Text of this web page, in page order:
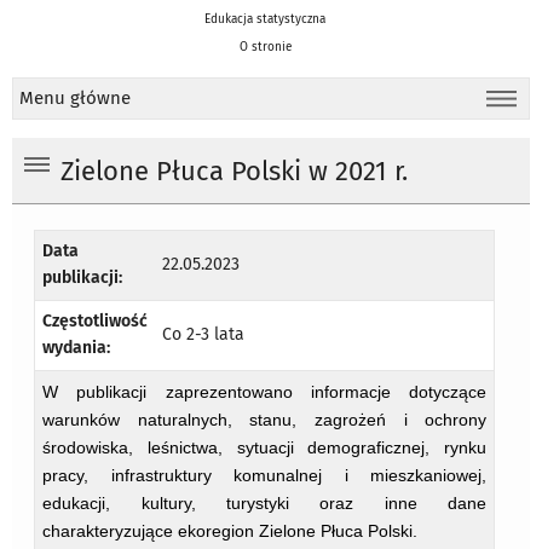
Edukacja statystyczna
O stronie
Menu główne
Zielone Płuca Polski w 2021 r.
Data
publikacji:
22.05.2023
Częstotliwość
wydania:
Co 2-3 lata
W publikacji zaprezentowano informacje dotyczące
warunków naturalnych, stanu, zagrożeń i ochrony
środowiska, leśnictwa, sytuacji demograficznej, rynku
pracy, infrastruktury komunalnej i mieszkaniowej,
edukacji, kultury, turystyki oraz inne dane
charakteryzujące ekoregion Zielone Płuca Polski.